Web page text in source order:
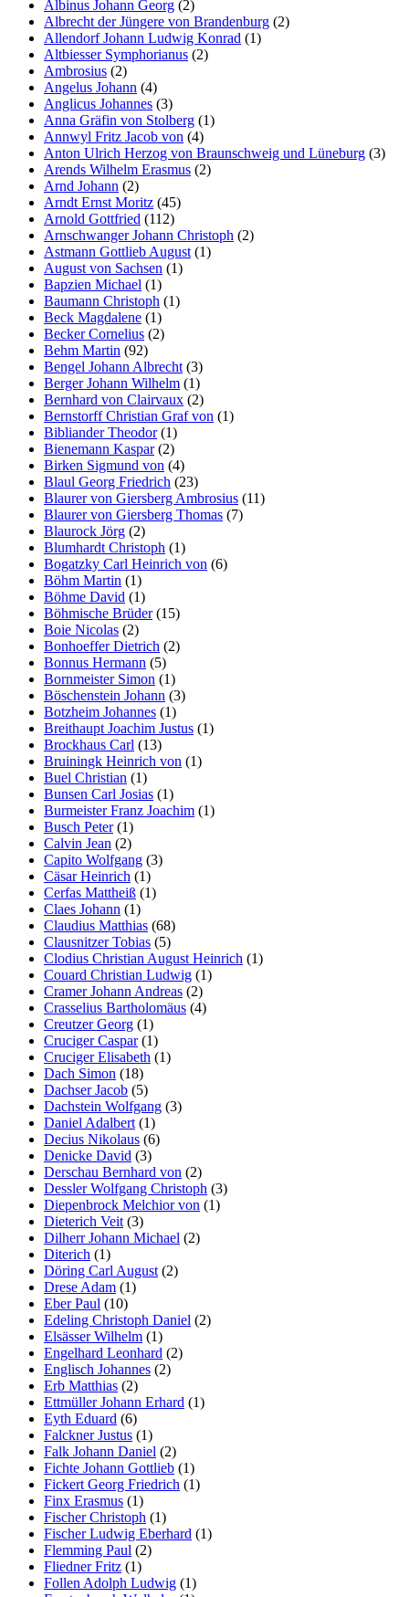
Albinus Johann Georg (2)
Albrecht der Jüngere von Brandenburg (2)
Allendorf Johann Ludwig Konrad (1)
Altbiesser Symphorianus (2)
Ambrosius (2)
Angelus Johann (4)
Anglicus Johannes (3)
Anna Gräfin von Stolberg (1)
Annwyl Fritz Jacob von (4)
Anton Ulrich Herzog von Braunschweig und Lüneburg (3)
Arends Wilhelm Erasmus (2)
Arnd Johann (2)
Arndt Ernst Moritz (45)
Arnold Gottfried (112)
Arnschwanger Johann Christoph (2)
Astmann Gottlieb August (1)
August von Sachsen (1)
Bapzien Michael (1)
Baumann Christoph (1)
Beck Magdalene (1)
Becker Cornelius (2)
Behm Martin (92)
Bengel Johann Albrecht (3)
Berger Johann Wilhelm (1)
Bernhard von Clairvaux (2)
Bernstorff Christian Graf von (1)
Bibliander Theodor(1)
Bienemann Kaspar(2)
Birken Sigmund von (4)
Blaul Georg Friedrich (23)
Blaurer von Giersberg Ambrosius (11)
Blaurer von Giersberg Thomas (7)
Blaurock Jörg (2)
Blumhardt Christoph (1)
Bogatzky Carl Heinrich von (6)
Böhm Martin (1)
Böhme David (1)
Böhmische Brüder(15)
Boie Nicolas (2)
Bonhoeffer Dietrich (2)
Bonnus Hermann (5)
Bornmeister Simon (1)
Böschenstein Johann (3)
Botzheim Johannes (1)
Breithaupt Joachim Justus (1)
Brockhaus Carl (13)
Bruiningk Heinrich von (1)
Buel Christian (1)
Bunsen Carl Josias (1)
Burmeister Franz Joachim (1)
Busch Peter(1)
Calvin Jean (2)
Capito Wolfgang (3)
Cäsar Heinrich (1)
Cerfas Mattheiß (1)
Claes Johann (1)
Claudius Matthias (68)
Clausnitzer Tobias (5)
Clodius Christian August Heinrich (1)
Couard Christian Ludwig (1)
Cramer Johann Andreas (2)
Crasselius Bartholomäus (4)
Creutzer Georg (1)
Cruciger Caspar(1)
Cruciger Elisabeth (1)
Dach Simon (18)
Dachser Jacob (5)
Dachstein Wolfgang (3)
Daniel Adalbert (1)
Decius Nikolaus (6)
Denicke David (3)
Derschau Bernhard von (2)
Dessler Wolfgang Christoph (3)
Diepenbrock Melchior von (1)
Dieterich Veit (3)
Dilherr Johann Michael (2)
Diterich (1)
Döring Carl August (2)
Drese Adam (1)
Eber Paul (10)
Edeling Christoph Daniel (2)
Elsässer Wilhelm (1)
Engelhard Leonhard (2)
Englisch Johannes (2)
Erb Matthias (2)
Ettmüller Johann Erhard (1)
Eyth Eduard (6)
Falckner Justus (1)
Falk Johann Daniel (2)
Fichte Johann Gottlieb (1)
Fickert Georg Friedrich (1)
Finx Erasmus (1)
Fischer Christoph (1)
Fischer Ludwig Eberhard (1)
Flemming Paul (2)
Fliedner Fritz (1)
Follen Adolph Ludwig (1)